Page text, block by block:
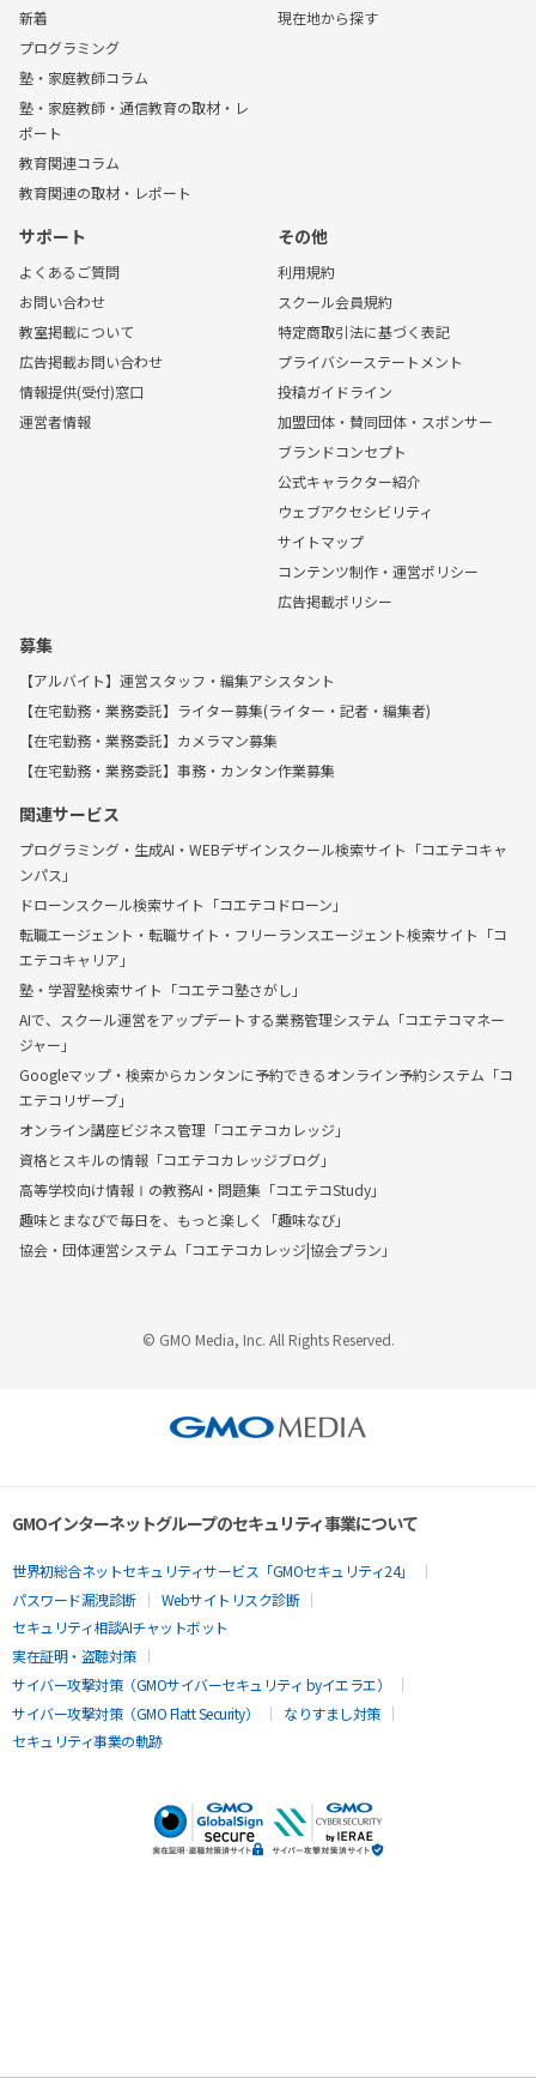
新着
プログラミング
塾・家庭教師コラム
塾・家庭教師・通信教育の取材・レ
ポート
教育関連コラム
教育関連の取材・レポート
現在地から探す
サポート
よくあるご質問
お問い合わせ
教室掲載について
広告掲載お問い合わせ
情報提供(受付)窓口
運営者情報
その他
利用規約
スクール会員規約
特定商取引法に基づく表記
プライバシーステートメント
投稿ガイドライン
加盟団体・賛同団体・スポンサー
ブランドコンセプト
公式キャラクター紹介
ウェブアクセシビリティ
サイトマップ
コンテンツ制作・運営ポリシー
広告掲載ポリシー
募集
【アルバイト】運営スタッフ・編集アシスタント
【在宅勤務・業務委託】ライター募集(ライター・記者・編集者)
【在宅勤務・業務委託】カメラマン募集
【在宅勤務・業務委託】事務・カンタン作業募集
関連サービス
プログラミング・生成AI・WEBデザインスクール検索サイト「コエテコキャ
ンパス」
ドローンスクール検索サイト「コエテコドローン」
転職エージェント・転職サイト・フリーランスエージェント検索サイト「コ
エテコキャリア」
塾・学習塾検索サイト「コエテコ塾さがし」
AIで、スクール運営をアップデートする業務管理システム「コエテコマネー
ジャー」
Googleマップ・検索からカンタンに予約できるオンライン予約システム「コ
エテコリザーブ」
オンライン講座ビジネス管理「コエテコカレッジ」
資格とスキルの情報「コエテコカレッジブログ」
高等学校向け情報Ⅰの教務AI・問題集「コエテコStudy」
趣味とまなびで毎日を、もっと楽しく「趣味なび」
協会・団体運営システム「コエテコカレッジ|協会プラン」
© GMO Media, Inc. All Rights Reserved.
GMOインターネットグループのセキュリティ事業について
世界初総合ネットセキュリティサービス「GMOセキュリティ24」
パスワード漏洩診断
Webサイトリスク診断
セキュリティ相談AIチャットボット
実在証明・盗聴対策
サイバー攻撃対策（GMOサイバーセキュリティ byイエラエ）
サイバー攻撃対策（GMO Flatt Security）
なりすまし対策
セキュリティ事業の軌跡